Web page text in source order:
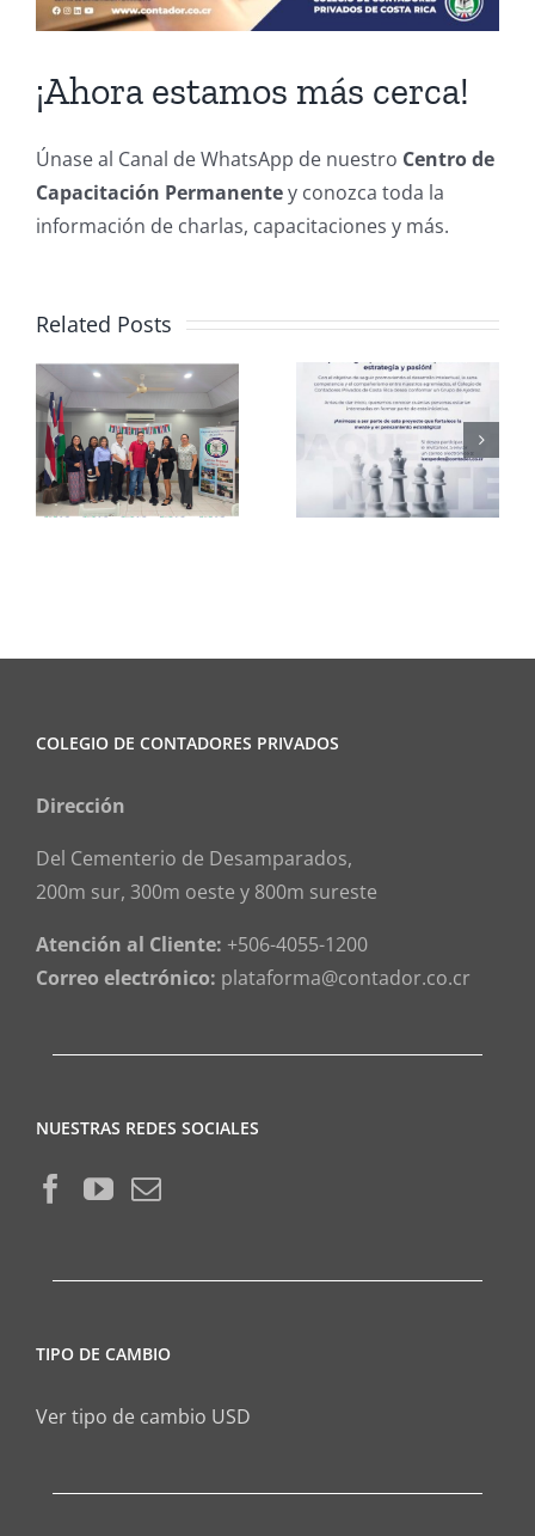
¡Ahora estamos más cerca!
Únase al Canal de WhatsApp de nuestro Centro de
Capacitación Permanentey conozca toda la
información de charlas, capacitaciones y más.
Related Posts
Club de
Ajedrez
CCPCR
Informa
COLEGIO DE CONTADORES PRIVADOS
Dirección
Del Cementerio de Desamparados,
200m sur, 300m oeste y 800m sureste
Atención al Cliente: +506-4055-1200
Correo electrónico: plataforma@contador.co.cr
NUESTRAS REDES SOCIALES
TIPO DE CAMBIO
Ver tipo de cambio USD